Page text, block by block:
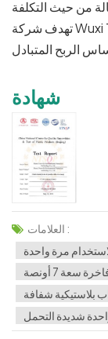
تهدف شركة Wuxi Topteam إلى بناء شراكات طويلة الأمد مع
شهادة
العلامات :
مرة واحدة
سعة 7 أونصة
بلاستيكية شفافة
شديدة التحمل